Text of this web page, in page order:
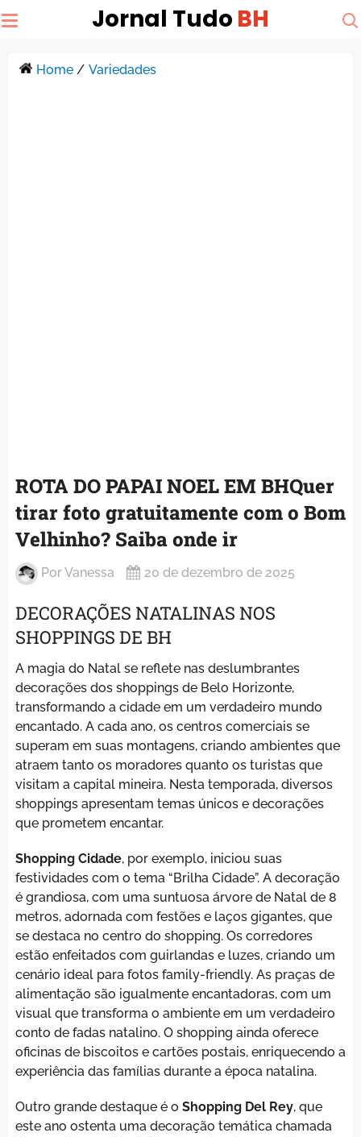
Jornal Tudo BH
Home/ Variedades
ROTA DO PAPAI NOEL EM BHQuer
tirar foto gratuitamente com o Bom
Velhinho? Saiba onde ir
PorVanessa 20 de dezembro de 2025
DECORAÇÕES NATALINAS NOS
SHOPPINGS DE BH
A magia do Natal se reflete nas deslumbrantes
decorações dos shoppings de Belo Horizonte,
transformando a cidade em um verdadeiro mundo
encantado. A cada ano, os centros comerciais se
superam em suas montagens, criando ambientes que
atraem tanto os moradores quanto os turistas que
visitam a capital mineira. Nesta temporada, diversos
shoppings apresentam temas únicos e decorações
que prometem encantar.
Shopping Cidade, por exemplo, iniciou suas
festividades com o tema “Brilha Cidade”. A decoração
é grandiosa, com uma suntuosa árvore de Natal de 8
metros, adornada com festões e laços gigantes, que
se destaca no centro do shopping. Os corredores
estão enfeitados com guirlandas e luzes, criando um
cenário ideal para fotos family-friendly. As praças de
alimentação são igualmente encantadoras, com um
visual que transforma o ambiente em um verdadeiro
conto de fadas natalino. O shopping ainda oferece
oficinas de biscoitos e cartões postais, enriquecendo a
experiência das famílias durante a época natalina.
Outro grande destaque é o Shopping Del Rey, que
este ano ostenta uma decoração temática chamada